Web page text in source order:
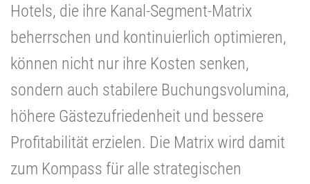
Hotels, die ihre Kanal-Segment-Matrix
beherrschen und kontinuierlich optimieren,
können nicht nur ihre Kosten senken,
sondern auch stabilere Buchungsvolumina,
höhere Gästezufriedenheit und bessere
Profitabilität erzielen. Die Matrix wird damit
zum Kompass für alle strategischen